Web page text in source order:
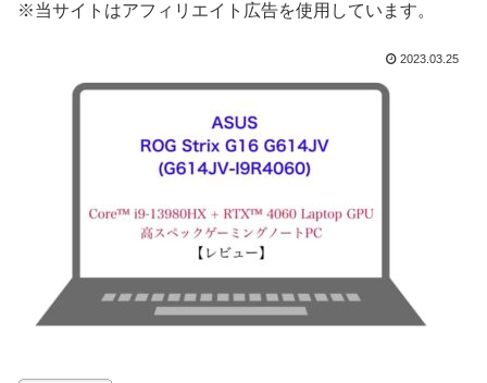
※当サイトはアフィリエイト広告を使用しています。
2023.03.25